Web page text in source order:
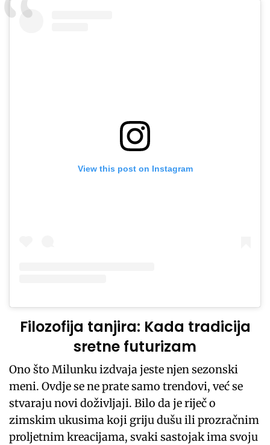
View this post on Instagram
Filozofija tanjira: Kada tradicija
sretne futurizam
Ono što Milunku izdvaja jeste njen sezonski
meni. Ovdje se ne prate samo trendovi, već se
stvaraju novi doživljaji. Bilo da je riječ o
zimskim ukusima koji griju dušu ili prozračnim
proljetnim kreacijama, svaki sastojak ima svoju